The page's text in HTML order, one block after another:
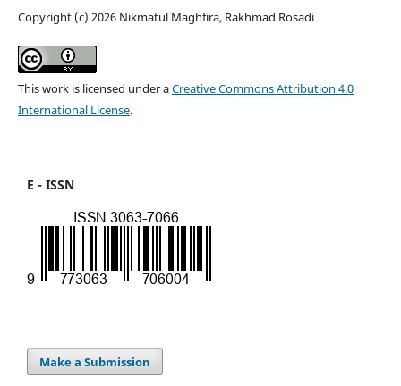
Copyright (c) 2026 Nikmatul Maghfira, Rakhmad Rosadi
This work is licensed under aCreative Commons Attribution 4.0
International License.
E - ISSN
Make a Submission